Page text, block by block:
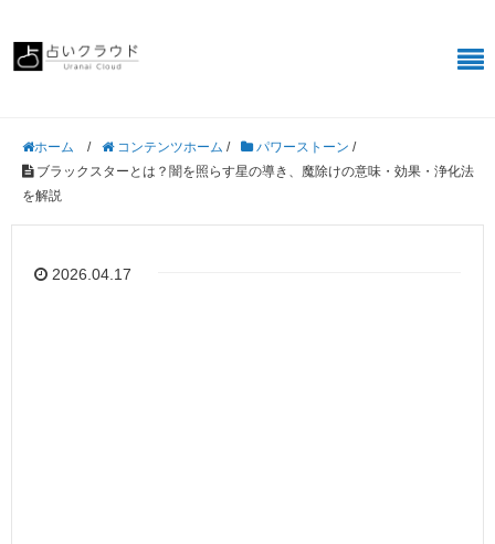
ホーム / コンテンツホーム / パワーストーン /
ブラックスターとは？闇を照らす星の導き、魔除けの意味・効果・浄化法
を解説
2026.04.17